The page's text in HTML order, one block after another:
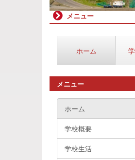
メニュー
ホーム
メニュー
ホーム
学校概要
学校生活